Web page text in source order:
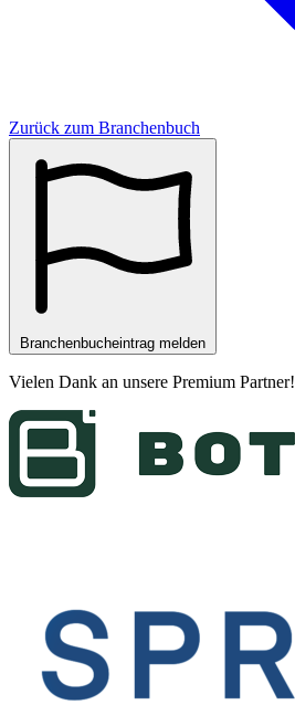
Zurück zum Branchenbuch
Branchenbucheintrag melden
Vielen Dank an unsere Premium Partner!